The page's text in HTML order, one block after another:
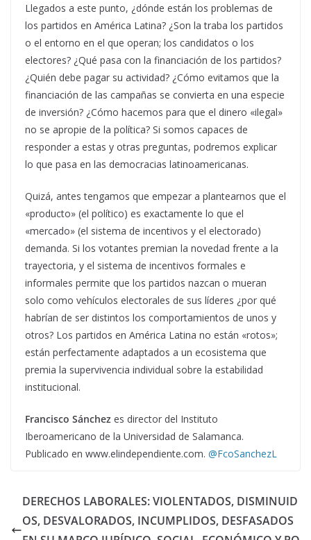
Llegados a este punto, ¿dónde están los problemas de
los partidos en América Latina? ¿Son la traba los partidos
o el entorno en el que operan; los candidatos o los
electores? ¿Qué pasa con la financiación de los partidos?
¿Quién debe pagar su actividad? ¿Cómo evitamos que la
financiación de las campañas se convierta en una especie
de inversión? ¿Cómo hacemos para que el dinero «ilegal»
no se apropie de la política? Si somos capaces de
responder a estas y otras preguntas, podremos explicar
lo que pasa en las democracias latinoamericanas.
Quizá, antes tengamos que empezar a plantearnos que el
«producto» (el político) es exactamente lo que el
«mercado» (el sistema de incentivos y el electorado)
demanda. Si los votantes premian la novedad frente a la
trayectoria, y el sistema de incentivos formales e
informales permite que los partidos nazcan o mueran
solo como vehículos electorales de sus líderes ¿por qué
habrían de ser distintos los comportamientos de unos y
otros? Los partidos en América Latina no están «rotos»;
están perfectamente adaptados a un ecosistema que
premia la supervivencia individual sobre la estabilidad
institucional.
Francisco Sánchez es director del Instituto
Iberoamericano de la Universidad de Salamanca.
Publicado en www.elindependiente.com. @FcoSanchezL
DERECHOS LABORALES: VIOLENTADOS, DISMINUID
OS, DESVALORADOS, INCUMPLIDOS, DESFASADOS